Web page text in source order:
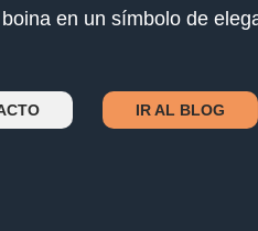
en un símbolo de
IR AL BLOG